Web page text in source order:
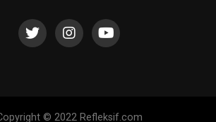
© 2022 Refleksif.com